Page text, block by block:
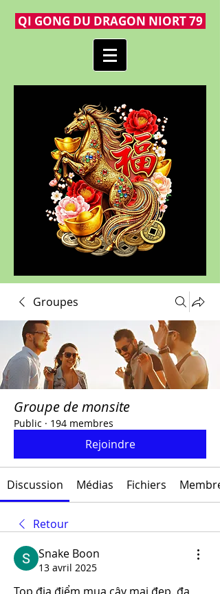
QI GONG DU DRAGON NIORT 79
Groupes
Groupe de monsite
Public · 194 membres
Rejoindre
Discussion Médias Fichiers
Retour
Snake Boon
13 avril 2025